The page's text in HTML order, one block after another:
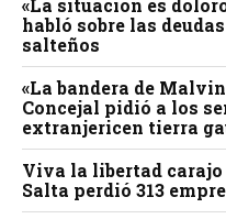
«La situación es
habló sobre las
salteños
«La bandera de
Concejal pidió a los
extranjericen tierra
Viva la libertad
Salta perdió 313